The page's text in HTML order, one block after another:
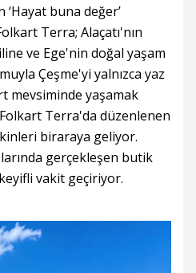
buna değer’
Terra; Alaçatı'nın
ve Ege'nin doğal yaşam
Çeşme'yi yalnızca yaz
mevsiminde yaşamak
Terra'da düzenlenen
biraraya geliyor.
gerçekleşen butik
vakit geçiriyor.